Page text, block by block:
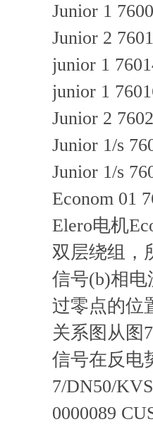
Junior 1
Junior 2
junior 1
junior 1
Junior 2
Junior 1/s
Junior 1/s
Econom 01
Elero电机
双层绕组，
信号(b)相
过零点的位
关系图从图
信号在反电
7/DN50/
0000089